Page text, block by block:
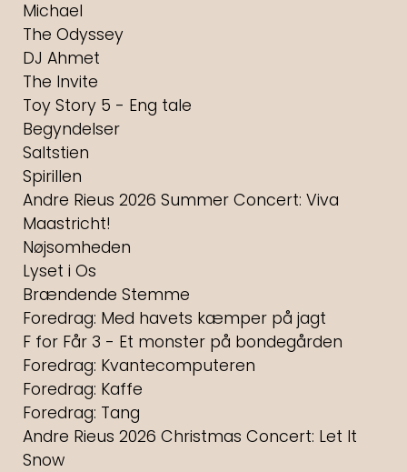
Michael
The Odyssey
DJ Ahmet
The Invite
Toy Story 5 - Eng tale
Begyndelser
Saltstien
Spirillen
Andre Rieus 2026 Summer Concert: Viva
Maastricht!
Nøjsomheden
Lyset i Os
Brændende Stemme
Foredrag: Med havets kæmper på jagt
F for Får 3 - Et monster på bondegården
Foredrag: Kvantecomputeren
Foredrag: Kaffe
Foredrag: Tang
Andre Rieus 2026 Christmas Concert: Let It
Snow